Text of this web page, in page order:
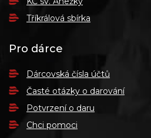
Tříkrálová sbírka
Pro dárce
Dárcovská čísla účtů
Časté otázky o darování
Potvrzení o daru
Chci pomoci